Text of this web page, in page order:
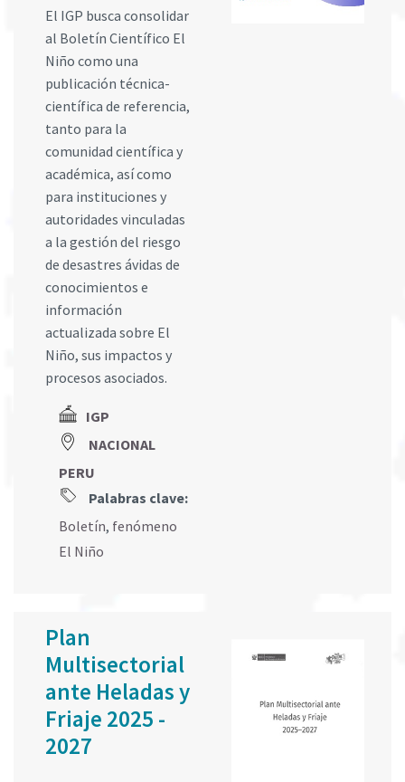
El IGP busca consolidar
al Boletín Científico El
Niño como una
publicación técnica-
científica de referencia,
tanto para la
comunidad científica y
académica, así como
para instituciones y
autoridades vinculadas
a la gestión del riesgo
de desastres ávidas de
conocimientos e
información
actualizada sobre El
Niño, sus impactos y
procesos asociados.
IGP
NACIONAL
PERU
Palabras clave:
Boletín, fenómeno
El Niño
Plan
Multisectorial
ante Heladas y
Friaje 2025 -
2027